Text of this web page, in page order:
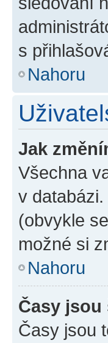
s
Nahoru
Jak
Všechna
v
(obvykle
možné si
Nahoru
Časy jsou
Časy jsou